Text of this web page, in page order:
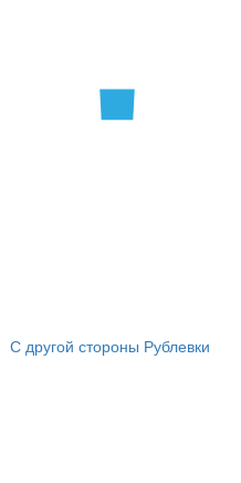
С другой стороны Рублевки